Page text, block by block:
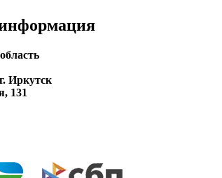
г. Иркутск
131